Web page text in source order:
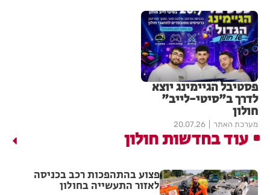
פסטיבל הגיימינג יוצא
לדרך ב"סיטי-לייב"
חולון
מערכת האתר 20.07.26
עוד בחדשות חולון
פצוע בהתהפכות רכב בכניסה
לאזור התעשייה בחולון